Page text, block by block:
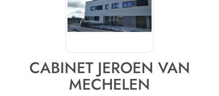
CABINET JEROEN VAN
MECHELEN